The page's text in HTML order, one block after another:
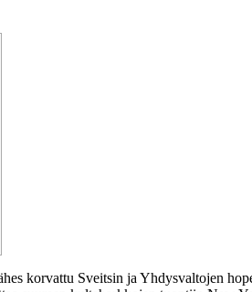
korvattu Sveitsin ja Yhdysvaltojen